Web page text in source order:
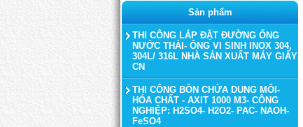
Sản phẩm
THI CÔNG LẮP ĐẶT ĐƯỜNG ỐNG
NƯỚC THẢI- ỐNG VI SINH INOX 304,
304L/ 316L NHÀ SẢN XUẤT MÁY GIẤY
CN
THI CÔNG BỒN CHỨA DUNG MÔI-
HÓA CHẤT - AXIT 1000 M3- CÔNG
NGHIỆP: H2SO4- H2O2- PAC- NAOH-
FeSO4